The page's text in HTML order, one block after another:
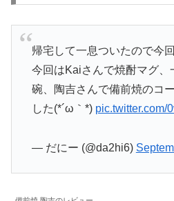
帰宅して一息ついたので今
今回はKaiさんで焼酎マグ、
碗、陶吉さんで備前焼のコ
した(*´ω｀*) pic.twitter.com/
— だにー (@da2hi6)